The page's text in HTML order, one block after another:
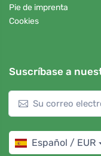
Pie de imprenta
Cookies
Suscríbase a
Español / EUR